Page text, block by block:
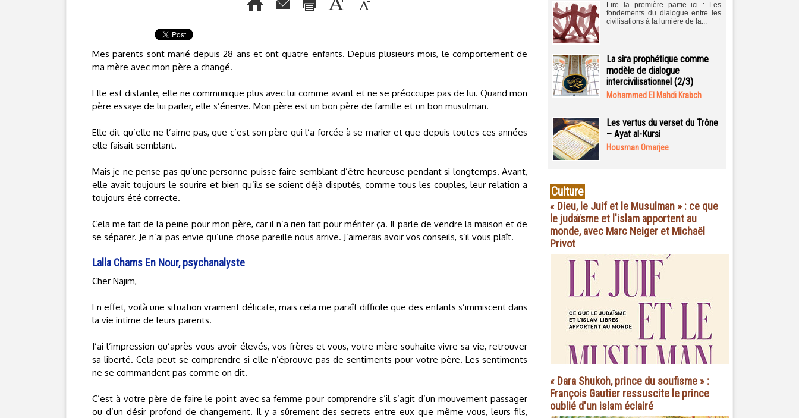
Mes parents sont marié depuis 28 ans et ont quatre enfants. Depuis plusieurs mois, le comportement de
ma mère avec mon père a changé.
Elle est distante, elle ne communique plus avec lui comme avant et ne se préoccupe pas de lui. Quand mon
père essaye de lui parler, elle s’énerve. Mon père est un bon père de famille et un bon musulman.
Elle dit qu’elle ne l’aime pas, que c’est son père qui l’a forcée à se marier et que depuis toutes ces années
elle faisait semblant.
Mais je ne pense pas qu’une personne puisse faire semblant d’être heureuse pendant si longtemps. Avant,
elle avait toujours le sourire et bien qu’ils se soient déjà disputés, comme tous les couples, leur relation a
toujours été correcte.
Cela me fait de la peine pour mon père, car il n’a rien fait pour mériter ça. Il parle de vendre la maison et de
se séparer. Je n’ai pas envie qu’une chose pareille nous arrive. J’aimerais avoir vos conseils, s’il vous plaît.
Lalla Chams En Nour, psychanalyste
Cher Najim,
En effet, voilà une situation vraiment délicate, mais cela me paraît difficile que des enfants s’immiscent dans
la vie intime de leurs parents.
J’ai l’impression qu’après vous avoir élevés, vos frères et vous, votre mère souhaite vivre sa vie, retrouver
sa liberté. Cela peut se comprendre si elle n’éprouve pas de sentiments pour votre père. Les sentiments
ne se commandent pas comme on dit.
C’est à votre père de faire le point avec sa femme pour comprendre s’il s’agit d’un mouvement passager
ou d’un désir profond de changement. Il y a sûrement des secrets entre eux que même vous, leurs fils,
Lire la première partie ici : Les
fondements du dialogue entre les
civilisations à la lumière de la...
La sira prophétique comme
modèle de dialogue
intercivilisationnel (2/3)
Mohammed El Mahdi Krabch
Les vertus du verset du Trône
– Ayat al-Kursi
Housman Omarjee
Culture
« Dieu, le Juif et le Musulman » : ce que
le judaïsme et l'islam apportent au
monde, avec Marc Neiger et Michaël
Privot
« Dara Shukoh, prince du soufisme » :
François Gautier ressuscite le prince
oublié d'un islam éclairé